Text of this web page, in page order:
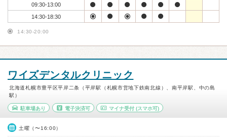
09:30-13:00
14:30-18:30
14:30-20:00
ワイズデンタルクリニック
北海道札幌市豊平区平岸二条（平岸駅（札幌市営地下鉄南北線）、南平岸駅、中の島
駅）
駐車場あり 電子決済可 マイナ受付 (スマホ可)
土曜（〜16:00）